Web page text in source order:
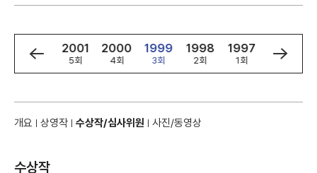
2002
6회
2001
5회
2000
4회
1999
3회
1998
2회
1997
1회
2025
29회
개요 상영작 수상작/심사위원 사진/동영상
수상작